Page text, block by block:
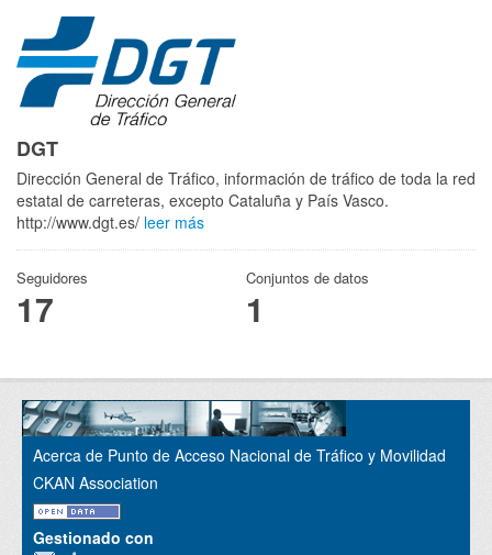
DGT
Dirección General de Tráfico, información de tráfico de toda la red
estatal de carreteras, excepto Cataluña y País Vasco.
http://www.dgt.es/ leer más
Seguidores
17
Conjuntos de datos
1
Acerca de Punto de Acceso Nacional de Tráfico y Movilidad
CKAN Association
Gestionado con